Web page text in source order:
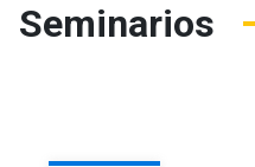
Seminarios